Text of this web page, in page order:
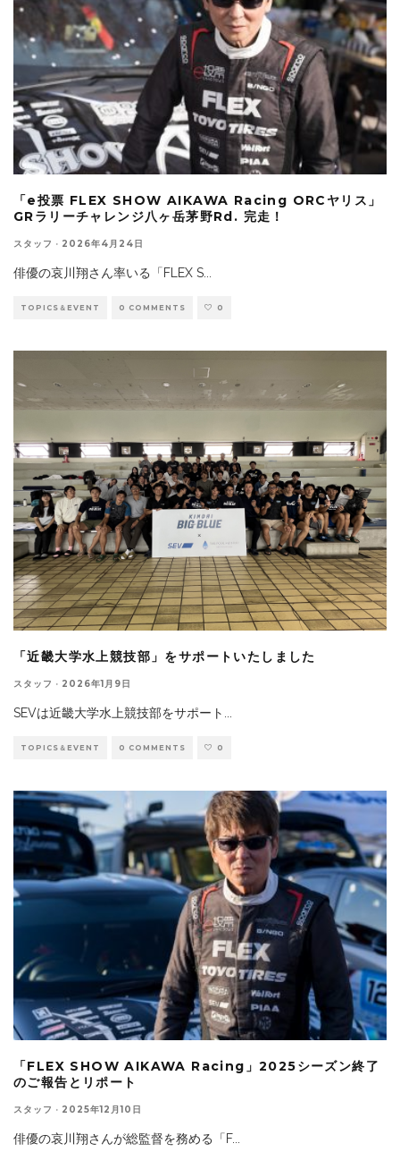
「e投票 FLEX SHOW AIKAWA Racing ORCヤリス」
GRラリーチャレンジ八ヶ岳茅野Rd. 完走！
スタッフ · 2026年4月24日
俳優の哀川翔さん率いる「FLEX S
TOPICS＆EVENT 0 COMMENTS 0
「近畿大学水上競技部」をサポートいたしました
スタッフ · 2026年1月9日
SEVは近畿大学水上競技部をサポート ...
TOPICS＆EVENT 0 COMMENTS 0
「FLEX SHOW AIKAWA Racing」2025シーズン終了
のご報告とリポート
スタッフ · 2025年12月10日
俳優の哀川翔さんが総監督を務める「F...